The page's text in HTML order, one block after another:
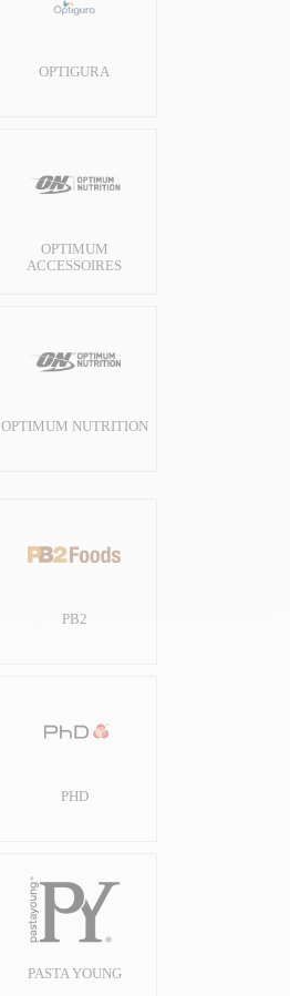
OPTIGURA
OPTIMUM
ACCESSOIRES
OPTIMUM NUTRITION
PB2
PHD
PASTA YOUNG